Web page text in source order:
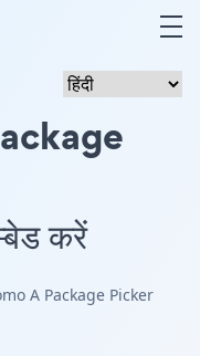
करें
A Package Picker